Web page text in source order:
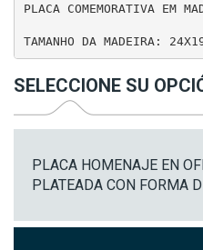
PLACA COMEMORATIVA EM
TAMANHO DA MADEIRA:
SELECCIONE SU
PLACA HOMENAJE EN
PLATEADA CON FORMA